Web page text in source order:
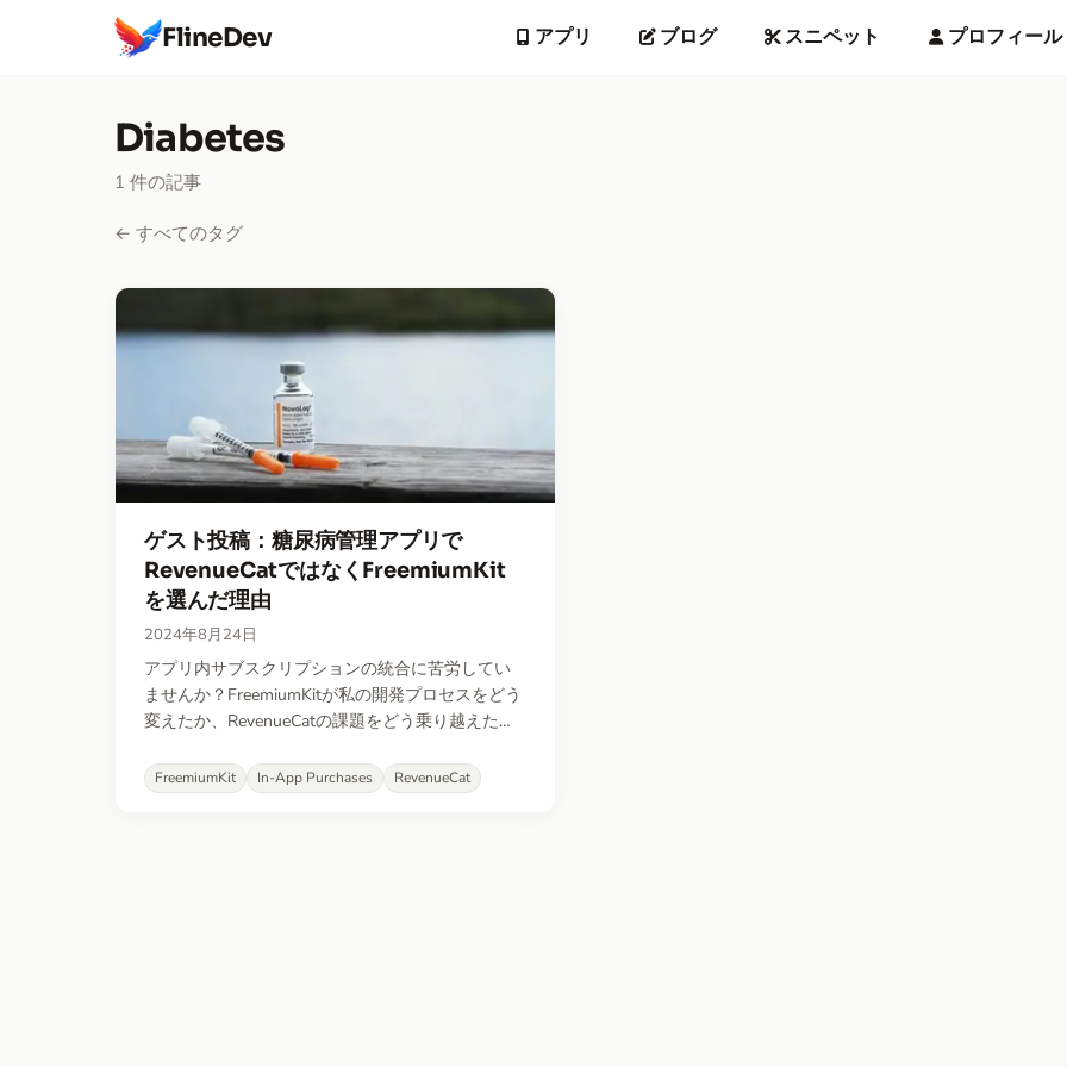
FlineDev アプリ ブログ スニペット プロフィール
Diabetes
1 件の記事
← すべてのタグ
ゲスト投稿：糖尿病管理アプリで
RevenueCatではなくFreemiumKit
を選んだ理由
2024年8月24日
アプリ内サブスクリプションの統合に苦労してい
ませんか？FreemiumKitが私の開発プロセスをどう
変えたか、RevenueCatの課題をどう乗り越えた
します。
FreemiumKit In-App Purchases RevenueCat